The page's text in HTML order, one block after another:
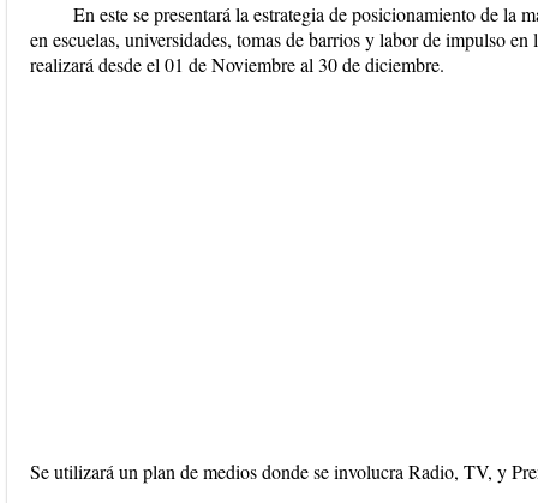
En este se presentará la estrategia de posicionamiento de la
en escuelas, universidades, tomas de barrios y labor de impulso en
realizará desde el 01 de Noviembre al 30 de diciembre.
Se utilizará un plan de medios donde se involucra Radio, TV, y